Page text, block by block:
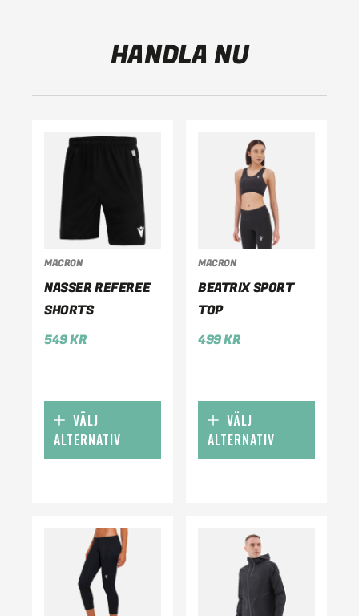
HANDLA NU
MACRON
NASSER REFEREE
SHORTS
549KR
VÄLJ
ALTERNATIV
MACRON
BEATRIX SPORT
TOP
499KR
VÄLJ
ALTERNATIV